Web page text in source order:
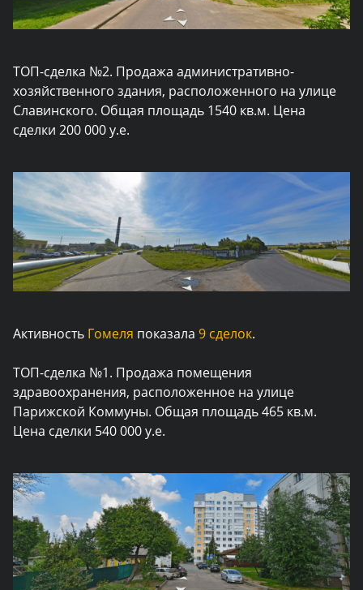
ТОП-сделка №2. Продажа административно-
хозяйственного здания, расположенного на улице
Славинского. Общая площадь 1540 кв.м. Цена
сделки 200 000 у.е.
Активность Гомеля показала 9 сделок.
ТОП-сделка №1. Продажа помещения
здравоохранения, расположенное на улице
Парижской Коммуны. Общая площадь 465 кв.м.
Цена сделки 540 000 у.е.